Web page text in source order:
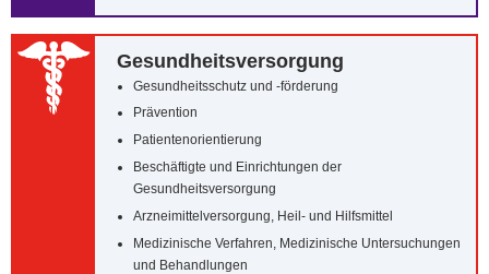
Gesundheitsversorgung
Gesundheitsschutz und -förderung
Prävention
Patientenorientierung
Beschäftigte und Einrichtungen der
Gesundheitsversorgung
Arzneimittelversorgung, Heil- und Hilfsmittel
Medizinische Verfahren, Medizinische Untersuchungen
und Behandlungen